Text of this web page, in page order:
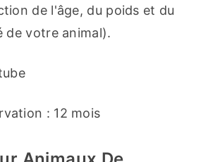
de l'âge, du poids et du
de votre animal).
: 12 mois